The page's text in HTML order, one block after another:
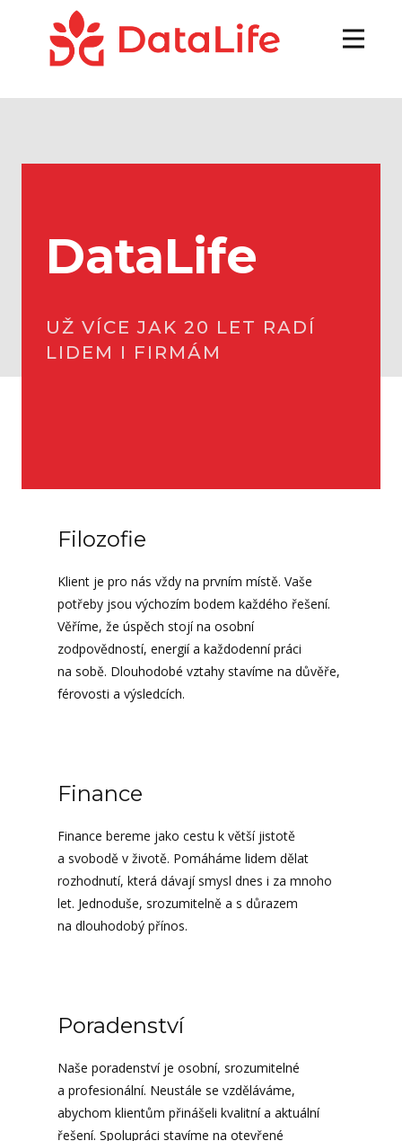
DataLife
UŽ VÍCE JAK 20 LET RADÍ
LIDEM I FIRMÁM
Filozofie
Klient je pro nás vždy na prvním místě. Vaše
potřeby jsou výchozím bodem každého řešení.
Věříme, že úspěch stojí na osobní
zodpovědností, energií a každodenní práci
na sobě. Dlouhodobé vztahy stavíme na důvěře,
férovosti a výsledcích.
Finance
Finance bereme jako cestu k větší jistotě
a svobodě v životě. Pomáháme lidem dělat
rozhodnutí, která dávají smysl dnes i za mnoho
let. Jednoduše, srozumitelně a s důrazem
na dlouhodobý přínos.
Poradenství
Naše poradenství je osobní, srozumitelné
a profesionální. Neustále se vzděláváme,
abychom klientům přinášeli kvalitní a aktuální
řešení. Spolupráci stavíme na otevřené